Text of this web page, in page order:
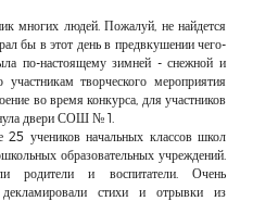
многих людей. Пожалуй, не найдется
бы в этот день в предвкушении чего-
по-настоящему зимней - снежной и
творческого мероприятия
во время конкурса, для участников
двери СОШ № 1.
учеников начальных классов школ
образовательных учреждений.
родители и воспитатели. Очень
стихи и отрывки из